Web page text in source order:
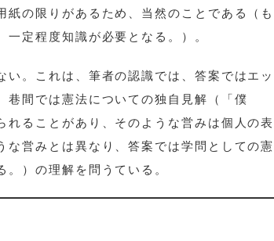
の限りがあるため、当然のことである（も
定程度知識が必要となる。）。
。これは、筆者の認識では、答案ではエッ
巷間では憲法についての独自見解（「僕
れることがあり、そのような営みは個人の表
営みとは異なり、答案では学問としての憲
）の理解を問うている。